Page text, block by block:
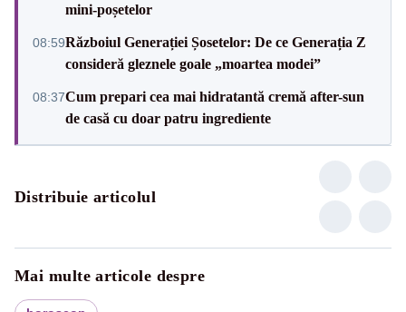
mini-poșetelor
08:59Războiul Generației Șosetelor: De ce Generația Z
consideră gleznele goale „moartea modei”
08:37Cum prepari cea mai hidratantă cremă after-sun
de casă cu doar patru ingrediente
Distribuie articolul
Mai multe articole despre